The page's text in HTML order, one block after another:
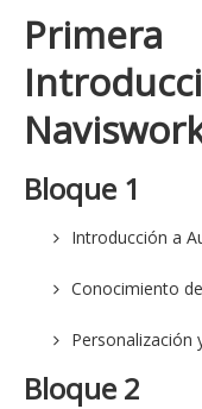
Bloque 1
Introducción a
Conocimiento
Personalización
Bloque 2